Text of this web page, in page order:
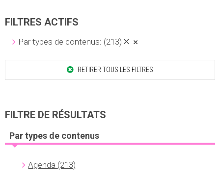
FILTRES ACTIFS
Par types de contenus: (213)
RETIRER TOUS LES FILTRES
FILTRE DE RÉSULTATS
Par types de contenus
Agenda (213)